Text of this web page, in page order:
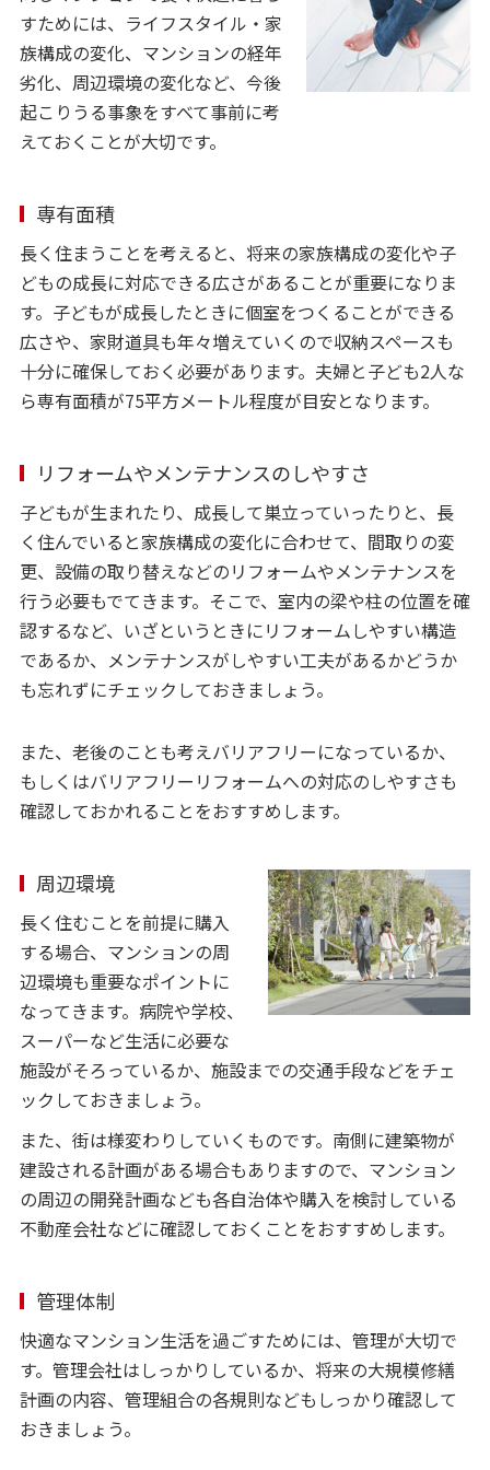
すためには、ライフスタイル・家
族構成の変化、マンションの経年
劣化、周辺環境の変化など、今後
起こりうる事象をすべて事前に考
えておくことが大切です。
専有面積
長く住まうことを考えると、将来の家族構成の変化や子
どもの成長に対応できる広さがあることが重要になりま
す。子どもが成長したときに個室をつくることができる
広さや、家財道具も年々増えていくので収納スペースも
十分に確保しておく必要があります。夫婦と子ども2人な
ら専有面積が75平方メートル程度が目安となります。
リフォームやメンテナンスのしやすさ
子どもが生まれたり、成長して巣立っていったりと、長
く住んでいると家族構成の変化に合わせて、間取りの変
更、設備の取り替えなどのリフォームやメンテナンスを
行う必要もでてきます。そこで、室内の梁や柱の位置を確
認するなど、いざというときにリフォームしやすい構造
であるか、メンテナンスがしやすい工夫があるかどうか
も忘れずにチェックしておきましょう。
また、老後のことも考えバリアフリーになっているか、
もしくはバリアフリーリフォームへの対応のしやすさも
確認しておかれることをおすすめします。
周辺環境
長く住むことを前提に購入
する場合、マンションの周
辺環境も重要なポイントに
なってきます。病院や学校、
スーパーなど生活に必要な
施設がそろっているか、施設までの交通手段などをチェ
ックしておきましょう。
また、街は様変わりしていくものです。南側に建築物が
建設される計画がある場合もありますので、マンション
の周辺の開発計画なども各自治体や購入を検討している
不動産会社などに確認しておくことをおすすめします。
管理体制
快適なマンション生活を過ごすためには、管理が大切で
す。管理会社はしっかりしているか、将来の大規模修繕
計画の内容、管理組合の各規則などもしっかり確認して
おきましょう。